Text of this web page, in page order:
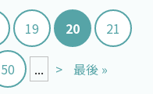
19 20 21
50 ... > 最後 »